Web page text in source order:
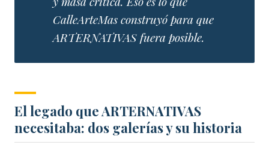
CalleArteMas construyó para que
ARTERNATIVAS fuera posible.
El legado que ARTERNATIVAS
necesitaba: dos galerías y su historia